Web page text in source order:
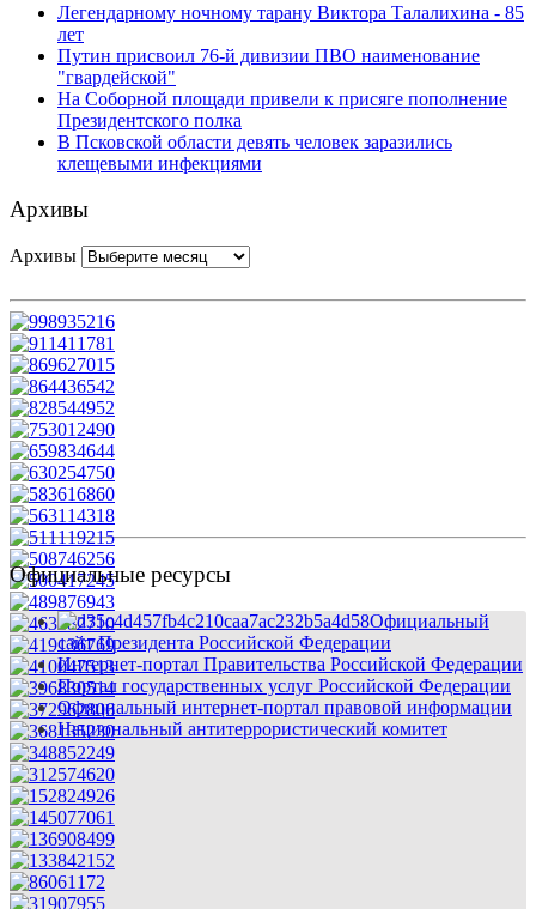
Легендарному ночному тарану Виктора Талалихина - 85
лет
Путин присвоил 76-й дивизии ПВО наименование
"гвардейской"
На Соборной площади привели к присяге пополнение
Президентского полка
В Псковской области девять человек заразились
клещевыми инфекциями
Архивы
Архивы
Официальные ресурсы
Официальный
сайт Президента Российской Федерации
Интернет-портал Правительства Российской Федерации
Портал государственных услуг Российской Федерации
Официальный интернет-портал правовой информации
Национальный антитеррористический комитет